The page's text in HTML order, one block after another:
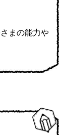
まの能力や